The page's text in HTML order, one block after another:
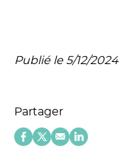
Publié le 5/12/2024
Partager